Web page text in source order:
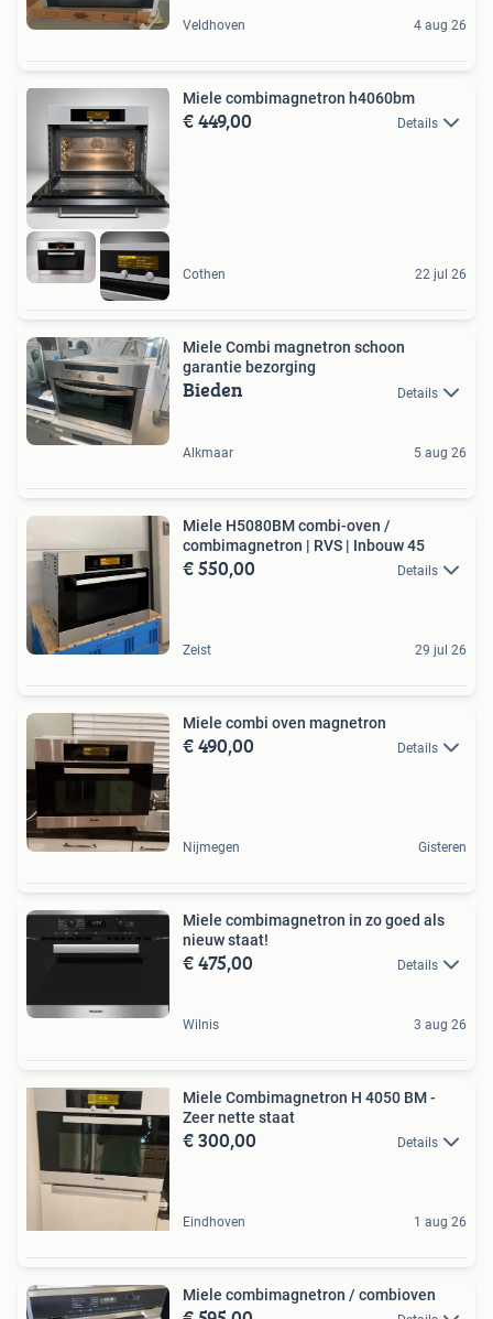
Veldhoven 4 aug 26
Miele combimagnetron h4060bm
€ 449,00 Details
Cothen 22 jul 26
Miele Combi magnetron schoon
garantie bezorging
Bieden Details
Alkmaar 5 aug 26
Miele H5080BM combi-oven /
combimagnetron | RVS | Inbouw 45
€ 550,00 Details
Zeist 29 jul 26
Miele combi oven magnetron
€ 490,00 Details
Nijmegen Gisteren
Miele combimagnetron in zo goed als
nieuw staat!
€ 475,00 Details
Wilnis 3 aug 26
Miele Combimagnetron H 4050 BM -
Zeer nette staat
€ 300,00 Details
Eindhoven 1 aug 26
Miele combimagnetron / combioven